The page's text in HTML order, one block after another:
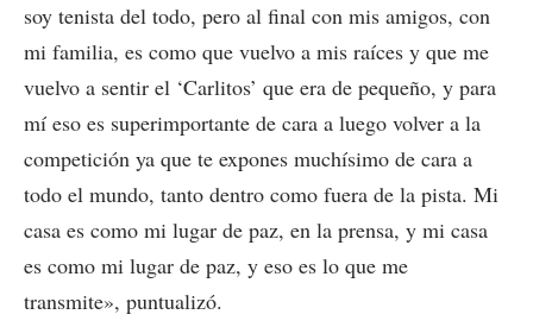
soy tenista del todo, pero al final con mis amigos, con
mi familia, es como que vuelvo a mis raíces y que me
vuelvo a sentir el ‘Carlitos’ que era de pequeño, y para
mí eso es superimportante de cara a luego volver a la
competición ya que te expones muchísimo de cara a
todo el mundo, tanto dentro como fuera de la pista. Mi
casa es como mi lugar de paz, en la prensa, y mi casa
es como mi lugar de paz, y eso es lo que me
transmite», puntualizó.